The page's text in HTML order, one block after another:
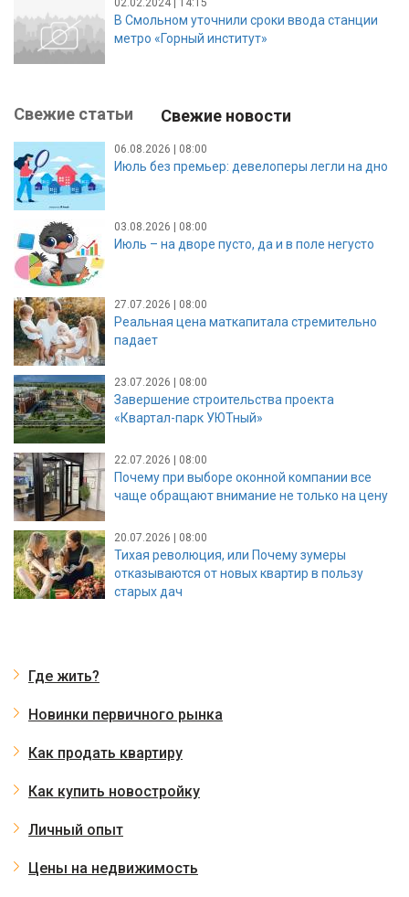
В Смольном уточнили сроки ввода станции
метро «Горный институт»
Свежие статьи Свежие новости
06.08.2026 | 08:00
Июль без премьер: девелоперы легли на дно
03.08.2026 | 08:00
Июль – на дворе пусто, да и в поле негусто
27.07.2026 | 08:00
Реальная цена маткапитала стремительно
падает
23.07.2026 | 08:00
Завершение строительства проекта
«Квартал-парк УЮТный»
22.07.2026 | 08:00
Почему при выборе оконной компании все
чаще обращают внимание не только на цену
20.07.2026 | 08:00
Тихая революция, или Почему зумеры
отказываются от новых квартир в пользу
старых дач
Где жить?
Новинки первичного рынка
Как продать квартиру
Как купить новостройку
Личный опыт
Цены на недвижимость